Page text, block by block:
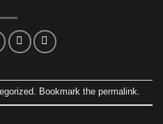
. Bookmark the permalink